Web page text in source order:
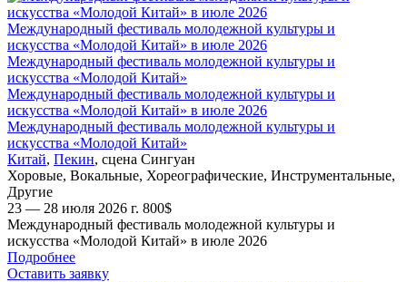
Международный фестиваль молодежной культуры и
искусства «Молодой Китай» в июле 2026
Международный фестиваль молодежной культуры и
искусства «Молодой Китай»
Международный фестиваль молодежной культуры и
искусства «Молодой Китай» в июле 2026
Международный фестиваль молодежной культуры и
искусства «Молодой Китай»
Китай, Пекин, сцена Сингуан
Хоровые, Вокальные, Хореографические, Инструментальные,
Другие
23 — 28 июля 2026 г. 800$
Международный фестиваль молодежной культуры и
искусства «Молодой Китай» в июле 2026
Подробнее
Оставить заявку